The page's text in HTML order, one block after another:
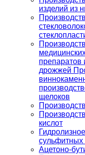
изделий из
препаратов
дрожжей
щелоков
кислот
сульфитных
Ацетоно-